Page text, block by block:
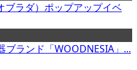
ブラダ）ポップアップイベ
ブランド「WOODNESIA」...